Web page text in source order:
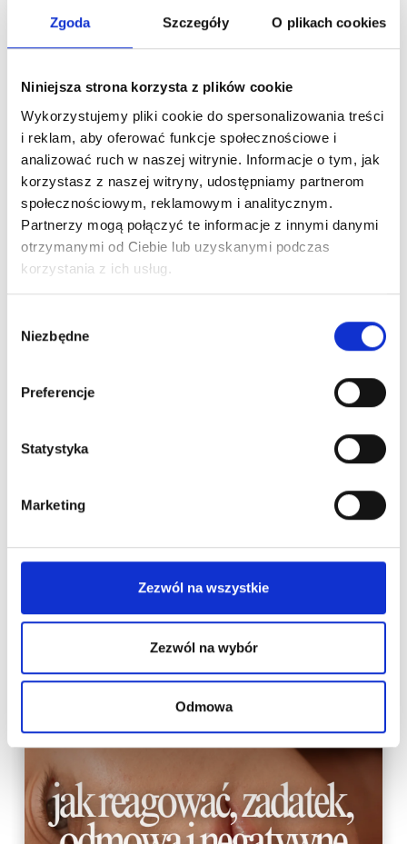
Zgoda Szczegóły O plikach cookies
Niniejsza strona korzysta z plików cookie
Wykorzystujemy pliki cookie do spersonalizowania treści
i reklam, aby oferować funkcje społecznościowe i
analizować ruch w naszej witrynie. Informacje o tym, jak
korzystasz z naszej witryny, udostępniamy partnerom
społecznościowym, reklamowym i analitycznym.
Partnerzy mogą połączyć te informacje z innymi danymi
otrzymanymi od Ciebie lub uzyskanymi podczas
korzystania z ich usług.
zgody
Niezbędne
Preferencje
Statystyka
Marketing
Zezwól na wszystkie
Zezwól na wybór
Odmowa
Nowości na naszym
blogu